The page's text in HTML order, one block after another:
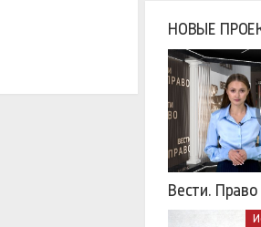
НОВЫЕ
Вести.